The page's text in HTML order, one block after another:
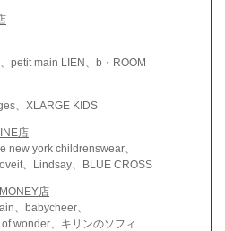
petit main LIEN、b・ROOM
、XLARGE KIDS
店
new york childrenswear、
、Lindsay、BLUE CROSS
店
、babycheer、
wonder、キリンのソフィ